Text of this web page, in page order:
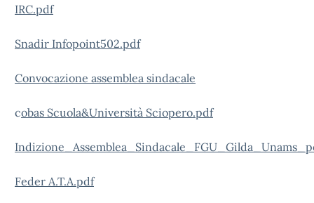
IRC.pdf
Snadir Infopoint502.pdf
Convocazione assemblea sindacale
cobas Scuola&Università Sciopero.pdf
Feder A.T.A.pdf